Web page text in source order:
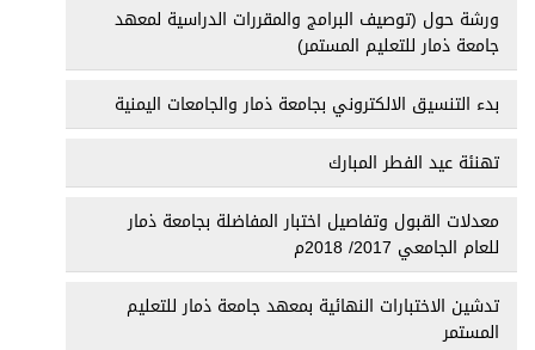
ورشة حول (توصيف البرامج والمقررات الدراسية لمعهد
جامعة ذمار للتعليم المستمر)
بدء التنسيق الالكتروني بجامعة ذمار والجامعات اليمنية
تهنئة عيد الفطر المبارك
معدلات القبول وتفاصيل اختبار المفاضلة بجامعة ذمار
للعام الجامعي 2017/ 2018م
تدشين الاختبارات النهائية بمعهد جامعة ذمار للتعليم
المستمر